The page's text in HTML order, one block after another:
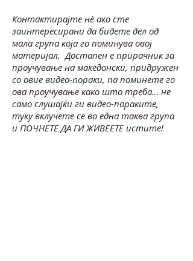
Контактирајте нѐ ако сте
заинтересирани да бидете дел од
мала група која го поминува овој
материјал. Достапен е прирачник за
проучување на македонски, придружен
со овие видео-пораки, па поминете го
ова проучување како што треба… не
само слушајќи ги видео-пораките,
туку вклучете се во една таква група
и ПОЧНЕТЕ ДА ГИ ЖИВЕЕТЕ истите!